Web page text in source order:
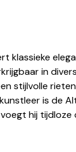
klassieke
in
stijlvolle
is de
hij tijdloze